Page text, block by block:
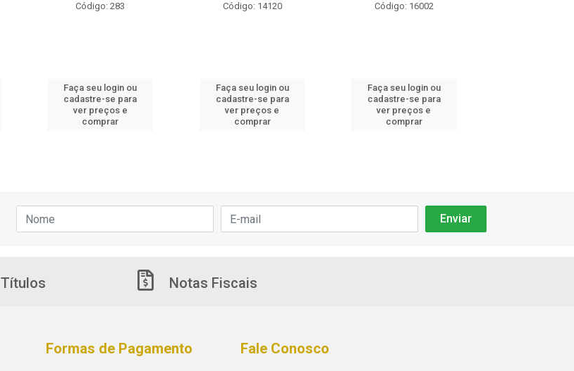
Código: 283
Faça seu login ou
cadastre-se para
ver preços e
comprar
Código: 14120
Faça seu login ou
cadastre-se para
ver preços e
comprar
Código: 16002
Faça seu login ou
cadastre-se para
ver preços e
comprar
Títulos Notas Fiscais
Formas de Pagamento Fale Conosco